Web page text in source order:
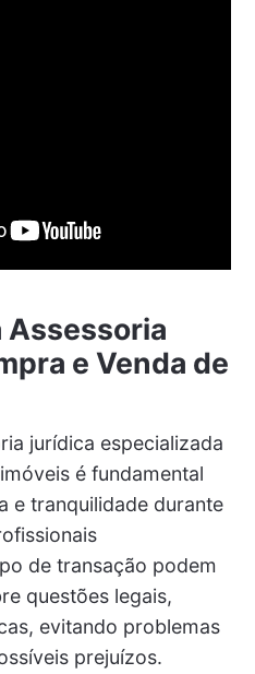
Assessoria
e Venda de
jurídica especializada
é fundamental
e tranquilidade durante
de transação podem
questões legais,
evitando problemas
prejuízos.